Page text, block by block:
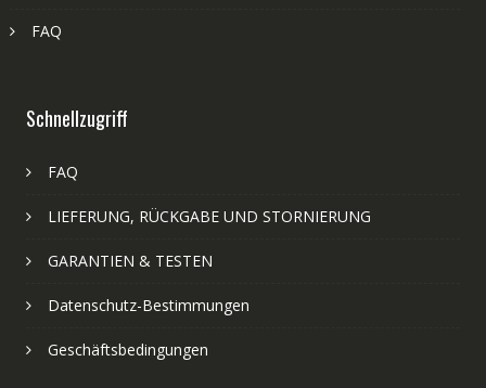
FAQ
Schnellzugriff
FAQ
LIEFERUNG, RÜCKGABE UND STORNIERUNG
GARANTIEN & TESTEN
Datenschutz-Bestimmungen
Geschäftsbedingungen